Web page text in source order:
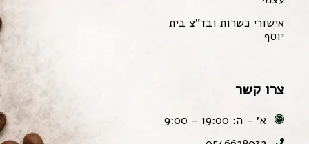
אישורי כשרות ובד"צ בית
יוסף
צרו קשר
א׳ - ה: 19:00 - 9:00